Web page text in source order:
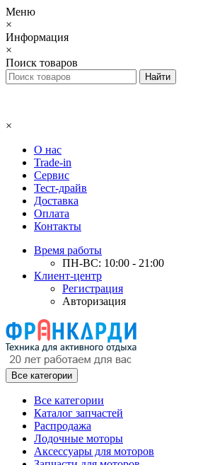
Меню
×
Информация
×
Поиск товаров
×
О нас
Trade-in
Сервис
Тест-драйв
Доставка
Оплата
Контакты
Время работы
ПН-ВС: 10:00 - 21:00
Клиент-центр
Регистрация
Авторизация
Все категории
Все категории
Каталог запчастей
Распродажа
Лодочные моторы
Аксессуары для моторов